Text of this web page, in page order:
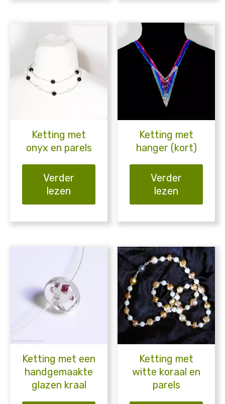
Ketting met
onyx en parels
Verder
lezen
Ketting met
hanger (kort)
Verder
lezen
Ketting met een
handgemaakte
glazen kraal
Ketting met
witte koraal en
parels